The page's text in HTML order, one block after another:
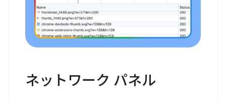
ネットワーク パネル